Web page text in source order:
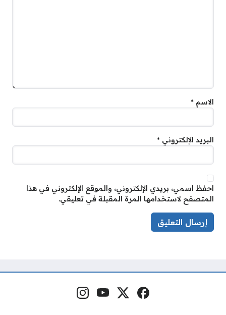
الاسم *
البريد الإلكتروني *
احفظ اسمي، بريدي الإلكتروني، والموقع الإلكتروني في هذا
المتصفح لاستخدامها المرة المقبلة في تعليقي.
مواقع التواصل فيسبوكمنصة إكس
يوتيوبإنستغرام